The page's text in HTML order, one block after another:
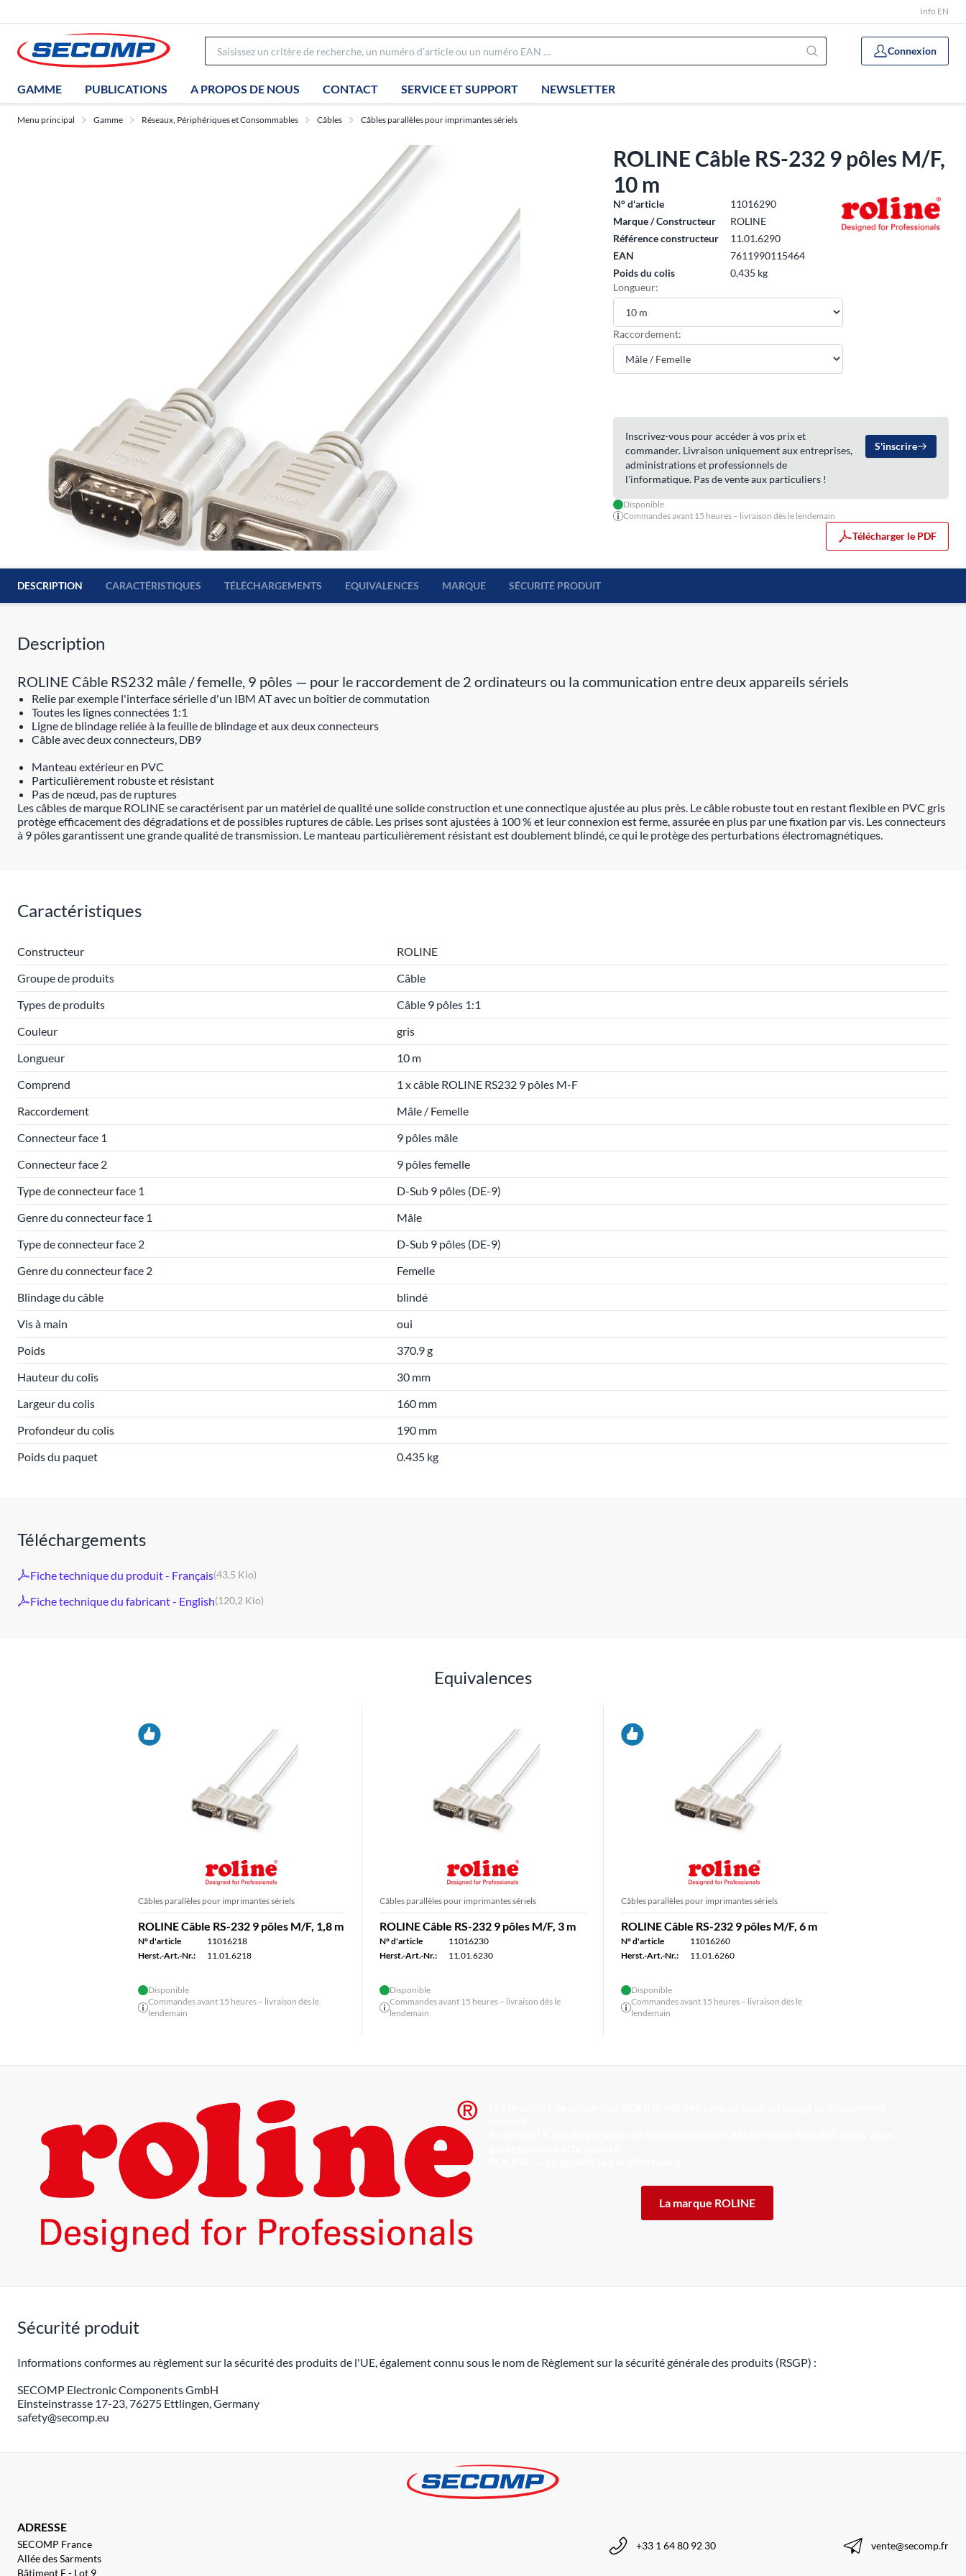
Info EN
Connexion
GAMME PUBLICATIONS A PROPOS DE NOUS CONTACT SERVICE ET SUPPORT NEWSLETTER
Menu principal Gamme Réseaux, Périphériques et Consommables Câbles Câbles parallèles pour imprimantes sériels
ROLINE Câble RS-232 9 pôles M/F,
10 m
N° d'article
11016290
Marque / Constructeur
ROLINE
Référence constructeur
11.01.6290
EAN
7611990115464
Poids du colis
0,435 kg
Longueur:
Raccordement:
Inscrivez-vous pour accéder à vos prix et
commander. Livraison uniquement aux entreprises,
administrations et professionnels de
l'informatique. Pas de vente aux particuliers !
S'inscrire
Disponible
Commandes avant 15 heures – livraison dès le lendemain
Télécharger le PDF
DESCRIPTION CARACTÉRISTIQUES TÉLÉCHARGEMENTS EQUIVALENCES MARQUE SÉCURITÉ PRODUIT
Description
ROLINE Câble RS232 mâle / femelle, 9 pôles — pour le raccordement de 2 ordinateurs ou la communication entre deux appareils sériels
Relie par exemple l'interface sérielle d'un IBM AT avec un boîtier de commutation
Toutes les lignes connectées 1:1
Ligne de blindage reliée à la feuille de blindage et aux deux connecteurs
Câble avec deux connecteurs, DB9
Manteau extérieur en PVC
Particulièrement robuste et résistant
Pas de nœud, pas de ruptures
Les câbles de marque ROLINE se caractérisent par un matériel de qualité une solide construction et une connectique ajustée au plus près. Le câble robuste tout en restant flexible en PVC gris
protège efficacement des dégradations et de possibles ruptures de câble. Les prises sont ajustées à 100 % et leur connexion est ferme, assurée en plus par une fixation par vis. Les connecteurs
à 9 pôles garantissent une grande qualité de transmission. Le manteau particulièrement résistant est doublement blindé, ce qui le protège des perturbations électromagnétiques.
Caractéristiques
Constructeur
ROLINE
Groupe de produits
Câble
Types de produits
Câble 9 pôles 1:1
Couleur
gris
Longueur
10 m
Comprend
1 x câble ROLINE RS232 9 pôles M-F
Raccordement
Mâle / Femelle
Connecteur face 1
9 pôles mâle
Connecteur face 2
9 pôles femelle
Type de connecteur face 1
D-Sub 9 pôles (DE-9)
Genre du connecteur face 1
Mâle
Type de connecteur face 2
D-Sub 9 pôles (DE-9)
Genre du connecteur face 2
Femelle
Blindage du câble
blindé
Vis à main
oui
Poids
370.9 g
Hauteur du colis
30 mm
Largeur du colis
160 mm
Profondeur du colis
190 mm
Poids du paquet
0.435 kg
Téléchargements
Fiche technique du produit - Français(43,5 Kio)
Fiche technique du fabricant - English(120,2 Kio)
Equivalences
Câbles parallèles pour imprimantes sériels
ROLINE Câble RS-232 9 pôles M/F, 1,8 m
N° d'article
11016218
Herst.-Art.-Nr.:
11.01.6218
Disponible
Commandes avant 15 heures – livraison dès le
lendemain
Câbles parallèles pour imprimantes sériels
ROLINE Câble RS-232 9 pôles M/F, 3 m
N° d'article
11016230
Herst.-Art.-Nr.:
11.01.6230
Disponible
Commandes avant 15 heures – livraison dès le
lendemain
Câbles parallèles pour imprimantes sériels
ROLINE Câble RS-232 9 pôles M/F, 6 m
N° d'article
11016260
Herst.-Art.-Nr.:
11.01.6260
Disponible
Commandes avant 15 heures – livraison dès le
lendemain
La marque ROLINE
Sécurité produit
Informations conformes au règlement sur la sécurité des produits de l'UE, également connu sous le nom de Règlement sur la sécurité générale des produits (RSGP) :
SECOMP Electronic Components GmbH
Einsteinstrasse 17-23, 76275 Ettlingen, Germany
safety@secomp.eu
ADRESSE
SECOMP France
Allée des Sarments
Bâtiment F - Lot 9
+33 1 64 80 92 30 vente@secomp.fr